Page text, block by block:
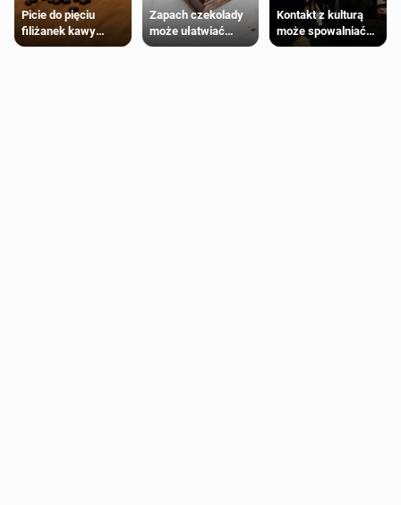
Picie do pięciu
filiżanek kawy
dziennie jest
Zapach czekolady
może ułatwiać
trening siłowy
Kontakt z kulturą
może spowalniać
starzenie